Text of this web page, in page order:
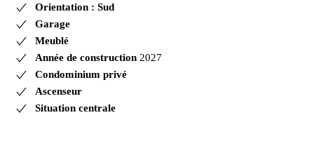
Orientation : Sud
Garage
Meublé
Année de construction 2027
Condominium privé
Ascenseur
Situation centrale